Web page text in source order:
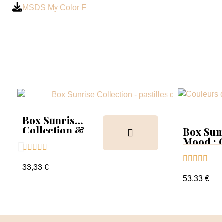
MSDS My Color F
Box Sunrise
Collection &
    
33,33 €
Box
Mood :
    
53,33 €